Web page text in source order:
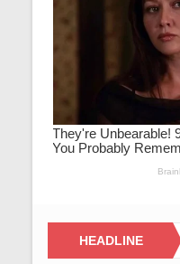
HEADLINE
Pasar Jawa Barat Lewat